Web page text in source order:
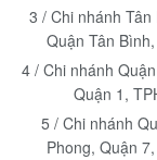
3 / Chi nhánh
Quận Tân
4 / Chi nhánh
Quận 1,
5 / Chi nhánh
Phong, Quận